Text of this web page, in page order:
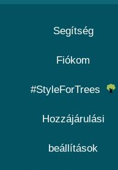
Segítség
Fiókom
#StyleForTrees
Hozzájárulási
beállítások